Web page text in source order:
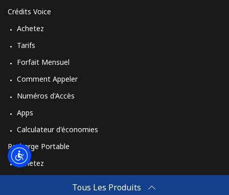
Tous Les Produits
Crédits Voice
Achetez
Tarifs
Forfait Mensuel
Comment Appeler
Numéros d'Accès
Apps
Calculateur d'économies
Recharge Portable
Achetez